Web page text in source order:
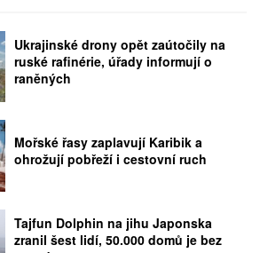
Ukrajinské drony opět zaútočily na
ruské rafinérie, úřady informují o
raněných
Mořské řasy zaplavují Karibik a
ohrožují pobřeží i cestovní ruch
Tajfun Dolphin na jihu Japonska
zranil šest lidí, 50.000 domů je bez